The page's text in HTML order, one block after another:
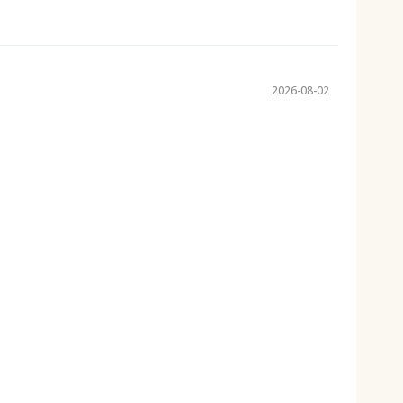
2026-08-02